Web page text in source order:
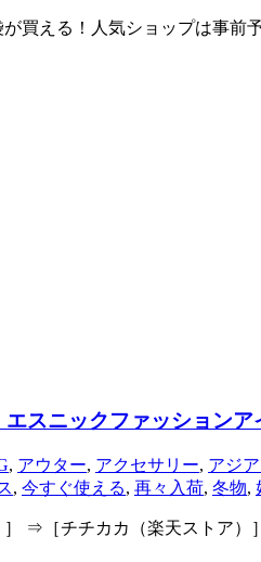
買える！人気ショップは事前
スニックファッション
, アウター, アクセサリー, アジ
, 今すぐ使える, 再々入荷, 冬物,
⇒［チチカカ（楽天ストア）